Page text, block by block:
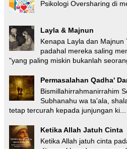
Psikologi Oversharing di
Layla & Majnun
Kenapa Layla dan Majnun
padahal mereka saling
"yang paling miskin bukanlah
Permasalahan Qadha'
Bismillahirrahmanirrahim
Subhanahu wa ta'ala,
tetap tercurah kepada junjungan ki...
Ketika Allah Jatuh Cinta
Ketika Allah jatuh cinta